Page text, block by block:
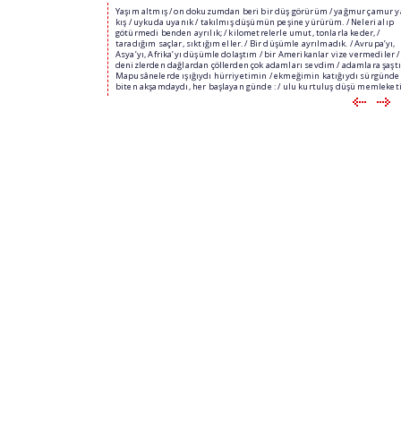
Yaşım altmış / on dokuzumdan beri bir düş görürüm / yağmur çamur
kış / uykuda uyanık / takılmış düşümün peşine yürürüm. / Neleri alıp
götürmedi benden ayrılık; / kilometrelerle umut, tonlarla keder, /
taradığım saçlar, sıktığım eller. / Bir düşümle ayrılmadık. / Avrupa’yı,
Asya’yı, Afrika’yı düşümle dolaştım / bir Amerikanlar vize vermediler /
denizlerden dağlardan çöllerden çok adamları sevdim / adamlara
Mapusânelerde ışığıydı hürriyetimin / ekmeğimin katığıydı
biten akşamdaydı, her başlayan günde : / ulu kurtuluş düşü